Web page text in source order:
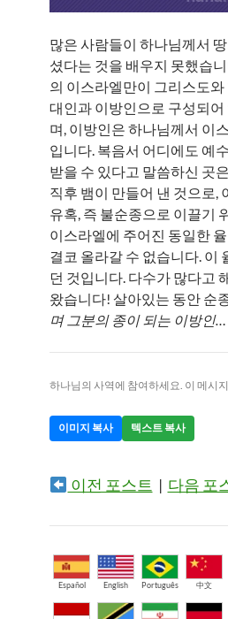
많은 사람들이 하나님께서
셨다는 것을 배우지 못했습
의 이스라엘만이 그리스도
대인과 이방인으로 구성되
며, 이방인은 하나님께서 이
입니다. 복음서 어디에도 예
받을 수 있다고 말씀하신 곳
직후 뱀이 만들어 낸 것으로,
유혹, 즉 불순종으로 이끌기
이스라엘에 주어진 동일한
결코 올라갈 수 없습니다. 이
던 것입니다. 다수가 많다고
왔습니다! 살아있는 동안 순
며 그분의 종이 되는 이방인
하나님의 사역에 참여하세요. 이 메시
이미지 복사 텍스트 복사
이전 포스트 | 다음 포
Español English Português 中文